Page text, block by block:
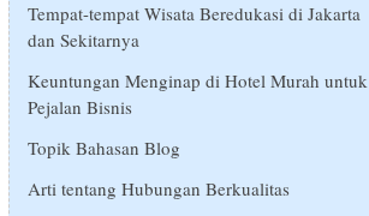
Tempat-tempat Wisata Beredukasi di Jakarta
dan Sekitarnya
Keuntungan Menginap di Hotel Murah untuk
Pejalan Bisnis
Topik Bahasan Blog
Arti tentang Hubungan Berkualitas